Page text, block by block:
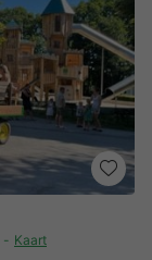
Kaart